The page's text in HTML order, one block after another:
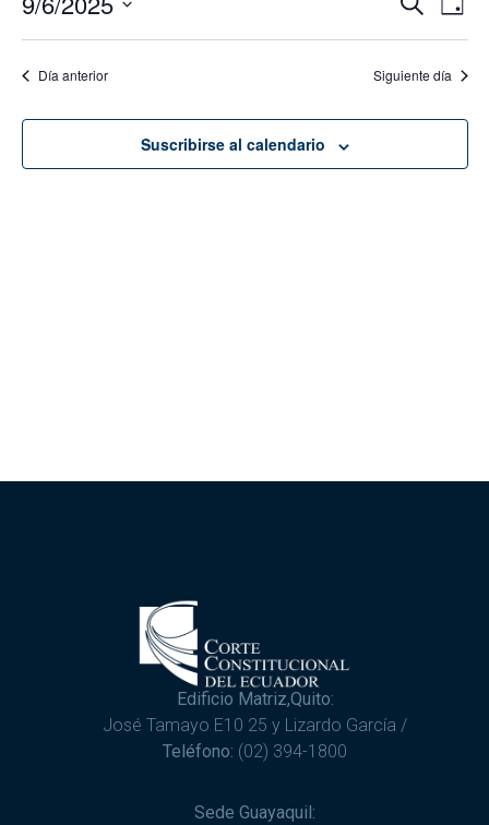
de
vistas
de
de
Día
Día anterior Siguiente día
Suscribirse al calendario
Edificio Matriz,Quito:
José Tamayo E10 25 y Lizardo García /
Teléfono: (02) 394-1800
Sede Guayaquil: